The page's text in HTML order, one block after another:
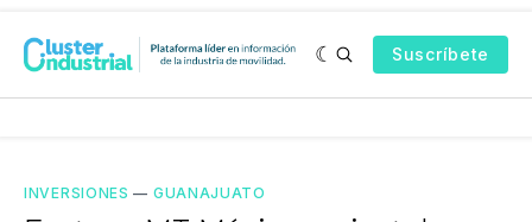
Suscríbete
INVERSIONES — GUANAJUATO